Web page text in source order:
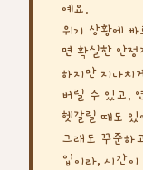
예요.
위기 상황에
면 확실한 안
하지만 지나치
버릴 수 있고,
헷갈릴 때도 있
그래도 꾸준하
입이라, 시간